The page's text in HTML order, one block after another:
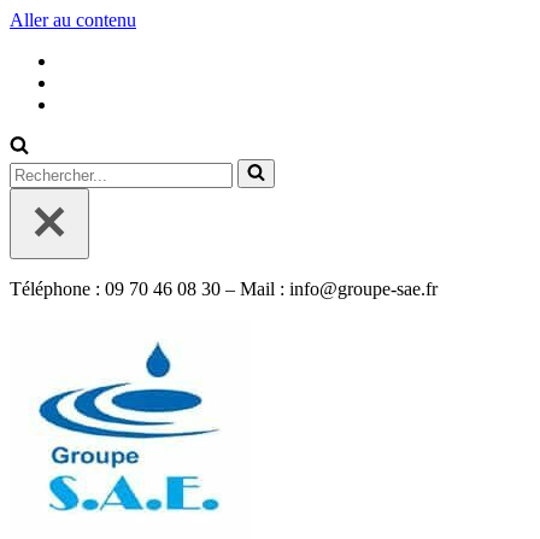
Aller au contenu
Rechercher...
Téléphone : 09 70 46 08 30 – Mail : info@groupe-sae.fr